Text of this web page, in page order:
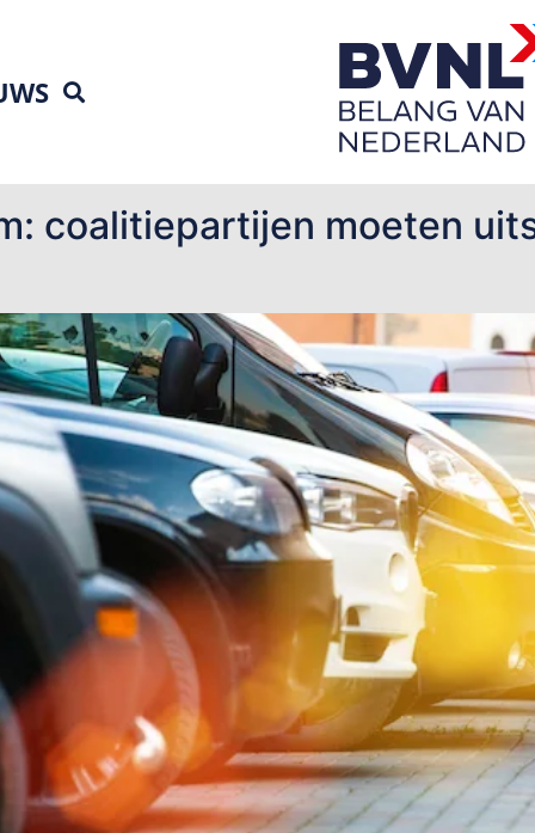
parkeren in Haarlem
coalitiepartijen moeten